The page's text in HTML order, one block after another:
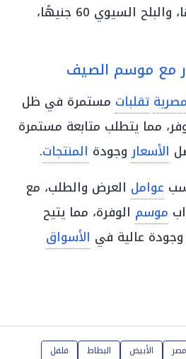
للواحدة، والبلح البرحي 65 جنيهًا، والكاكا 50 جنيهًا، والبلح السيوي 60 جنيهًا،
مع موسم الصيف
تقلبات مستمرة في ظل
مما يتطلب متابعة مستمرة
الأسعاروجودة المنتجات.
عوامل العرض والطلب، مع
موسم الوفرة، مما يتيح
وجودة عالية في الأسواق
مصر الأبيض البطاط
فلفل